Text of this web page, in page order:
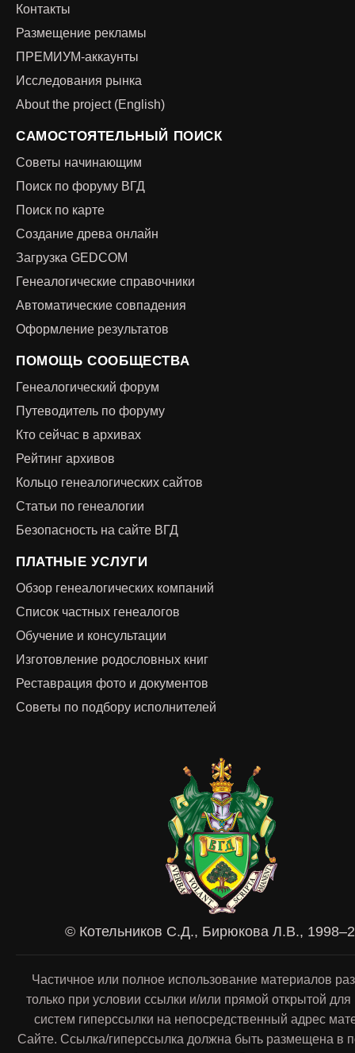
Контакты
Размещение рекламы
ПРЕМИУМ-аккаунты
Исследования рынка
About the project (English)
САМОСТОЯТЕЛЬНЫЙ ПОИСК
Советы начинающим
Поиск по форуму ВГД
Поиск по карте
Создание древа онлайн
Загрузка GEDCOM
Генеалогические справочники
Автоматические совпадения
Оформление результатов
ПОМОЩЬ СООБЩЕСТВА
Генеалогический форум
Путеводитель по форуму
Кто сейчас в архивах
Рейтинг архивов
Кольцо генеалогических сайтов
Статьи по генеалогии
Безопасность на сайте ВГД
ПЛАТНЫЕ УСЛУГИ
Обзор генеалогических компаний
Список частных генеалогов
Обучение и консультации
Изготовление родословных книг
Реставрация фото и документов
Советы по подбору исполнителей
© Котельников С.Д., Бирюкова Л.В.,
Частичное или полное использование материалов
только при условии ссылки и/или прямой открытой
систем гиперссылки на непосредственный адрес
Сайте. Ссылка/гиперссылка должна быть размещена в